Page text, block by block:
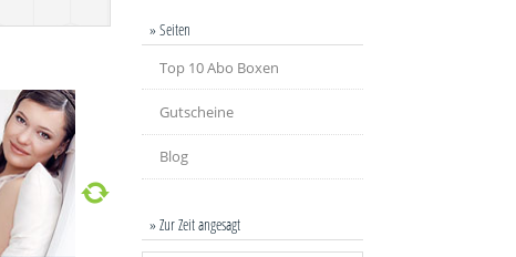
» Seiten
Top 10 Abo Boxen
Gutscheine
Blog
» Zur Zeit angesagt